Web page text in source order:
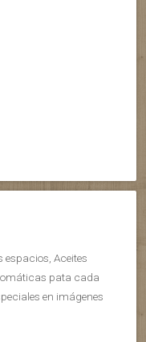
Aceites
pata cada
en imágenes